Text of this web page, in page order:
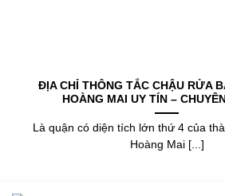
ĐỊA CHỈ THÔNG TẮC CHẬU RỬA
HOÀNG MAI UY TÍN –
Là quận có diện tích lớn thứ 4 của
Hoàng Mai [...]